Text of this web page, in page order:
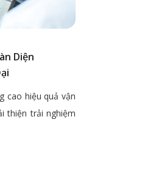
Diện
cao hiệu quả vận
thiện trải nghiệm